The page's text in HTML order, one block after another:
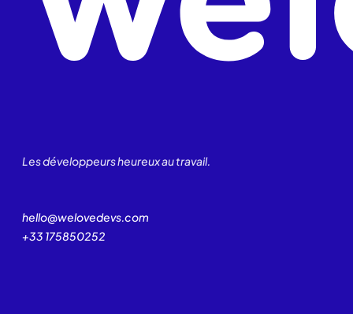
Les développeurs heureux au travail.
hello@welovedevs.com
+33 175850252